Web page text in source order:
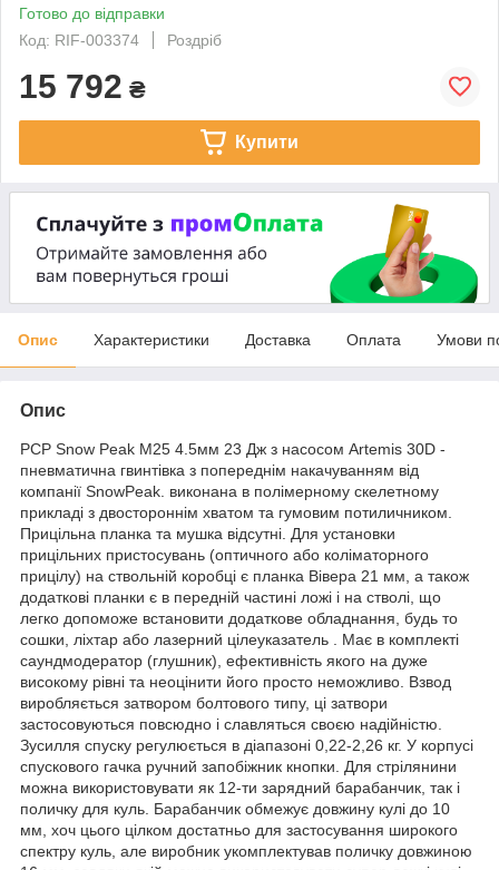
Готово до відправки
Код: RIF-003374
Роздріб
15 792 ₴
Купити
Опис Характеристики Доставка Оплата Умови
Опис
PCP Snow Peak М25 4.5мм 23 Дж з насосом Artemis 30D -
пневматична гвинтівка з попереднім накачуванням від
компанії SnowPeak. виконана в полімерному скелетному
прикладі з двостороннім хватом та гумовим потиличником.
Прицільна планка та мушка відсутні. Для установки
прицільних пристосувань (оптичного або коліматорного
прицілу) на ствольній коробці є планка Вівера 21 мм, а також
додаткові планки є в передній частині ложі і на стволі, що
легко допоможе встановити додаткове обладнання, будь то
сошки, ліхтар або лазерний цілеуказатель . Має в комплекті
саундмодератор (глушник), ефективність якого на дуже
високому рівні та неоцінити його просто неможливо. Взвод
виробляється затвором болтового типу, ці затвори
застосовуються повсюдно і славляться своєю надійністю.
Зусилля спуску регулюється в діапазоні 0,22-2,26 кг. У корпусі
спускового гачка ручний запобіжник кнопки. Для стрілянини
можна використовувати як 12-ти зарядний барабанчик, так і
поличку для куль. Барабанчик обмежує довжину кулі до 10
мм, хоч цього цілком достатньо для застосування широкого
спектру куль, але виробник укомплектував поличку довжиною